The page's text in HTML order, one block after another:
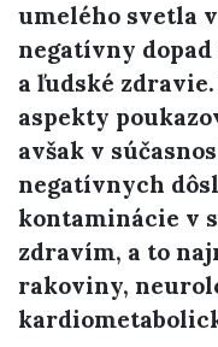
umelého svetla
negatívny
a ľudské
aspekty
avšak v
negatívnych
kontaminácie v
zdravím, a to
rakoviny,